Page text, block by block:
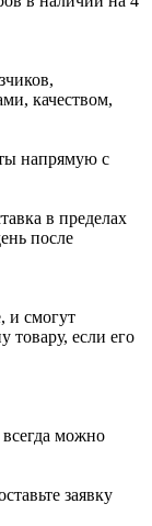
качеством,
напрямую с
в пределах
после
и смогут
товару, если его
можно
заявку